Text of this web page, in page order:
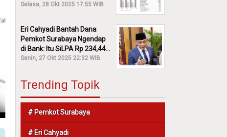
Membantah!
Selasa, 28 Okt 2025 17:55 WIB
Eri Cahyadi Bantah Dana
Pemkot Surabaya Ngendap
di Bank: Itu SiLPA Rp 234,44
M!
Senin, 27 Okt 2025 22:32 WIB
Trending Topik
# Pemkot Surabaya
# Eri Cahyadi